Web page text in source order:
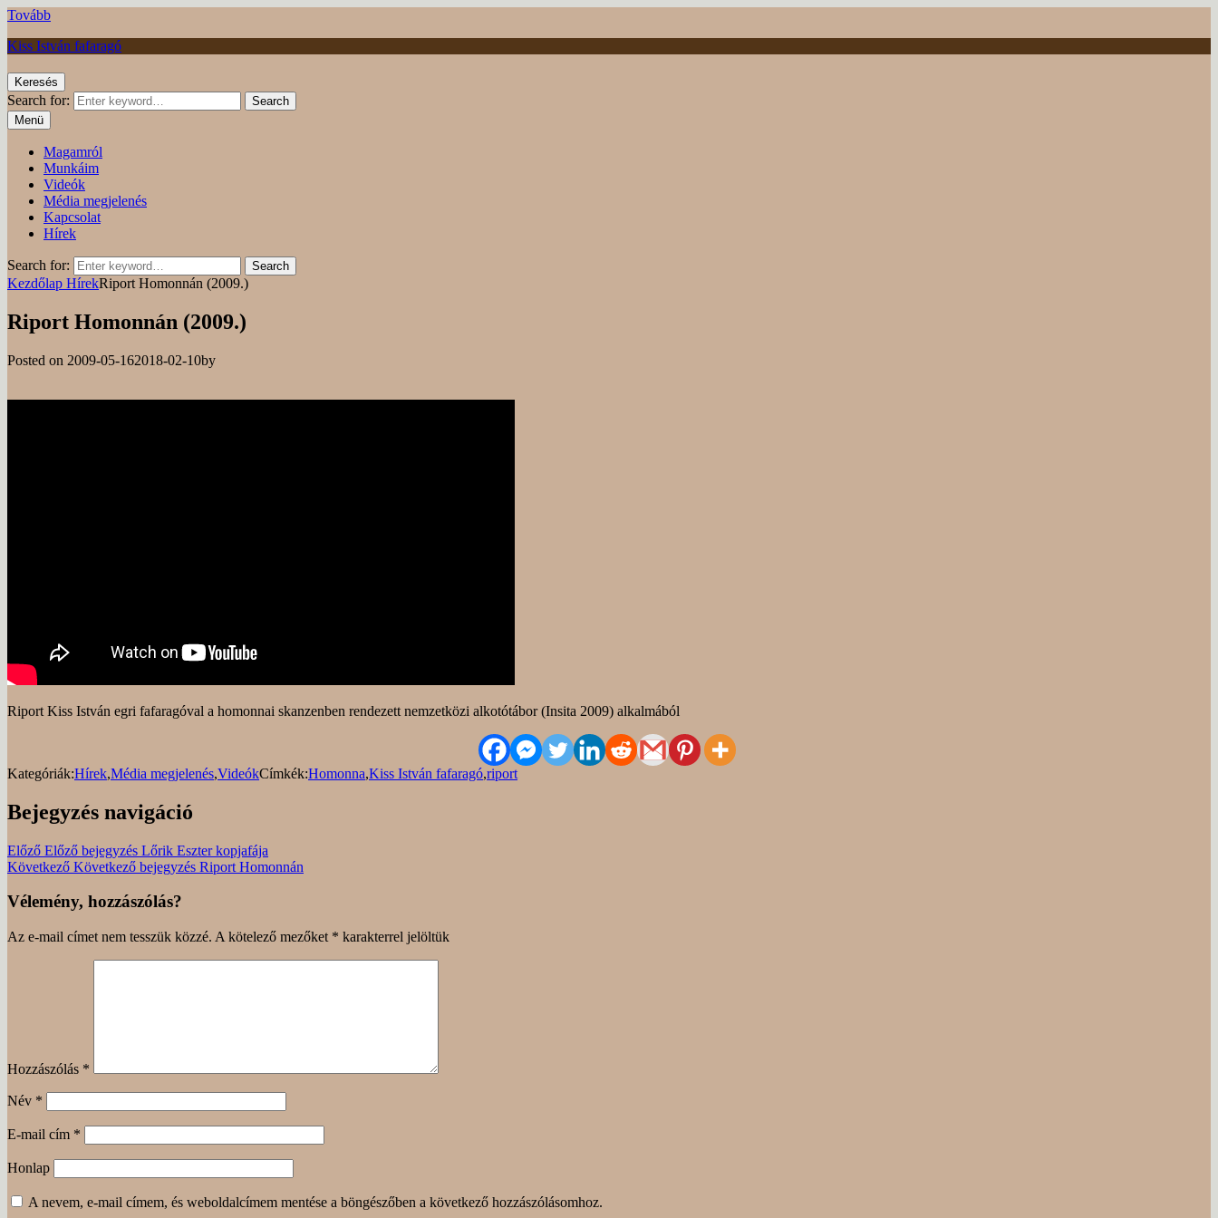
Tovább
Kiss István fafaragó
Keresés
Search for:
Search
Menü
Magamról
Munkáim
Videók
Média megjelenés
Kapcsolat
Hírek
Search for: Search
Kezdőlap HírekRiport Homonnán (2009.)
Riport Homonnán (2009.)
Posted on 2009-05-162018-02-10by
Riport Kiss István egri fafaragóval a homonnai skanzenben rendezett nemzetközi alkotótábor (Insita 2009) alkalmából
Kategóriák:Hírek,Média megjelenés,VideókCímkék:Homonna,Kiss István fafaragó,riport
Bejegyzés navigáció
Előző Előző bejegyzés Lőrik Eszter kopjafája
Következő Következő bejegyzés Riport Homonnán
Vélemény, hozzászólás?
Az e-mail címet nem tesszük közzé. A kötelező mezőket * karakterrel jelöltük
Hozzászólás *
Név *
E-mail cím *
Honlap
A nevem, e-mail címem, és weboldalcímem mentése a böngészőben a következő hozzászólásomhoz.